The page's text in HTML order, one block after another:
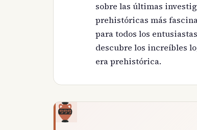
sobre las últimas
prehistóricas más
para todos los
descubre los increíbles
era prehistórica.